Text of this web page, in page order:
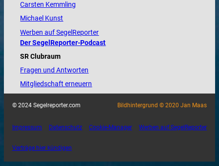
Carsten Kemmling
Michael Kunst
Werben auf SegelReporter
Der SegelReporter-Podcast
SR Clubraum
Fragen und Antworten
Mitgliedschaft erneuern
© 2024 Segelreporter.com Bildhintergrund © 2020 Jan Maas
Impressum Datenschutz Cookie-Manager Werben auf SegelReporter
Verträge hier kündigen